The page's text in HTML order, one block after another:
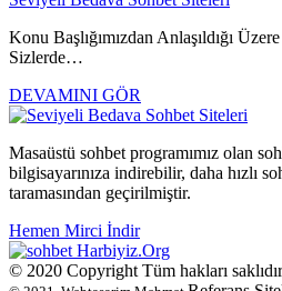
Konu Başlığımızdan Anlaşıldığı
Sizlerde…
DEVAMINI GÖR
Masaüstü sohbet programımız olan
bilgisayarınıza indirebilir, daha hızlı
taramasından geçirilmiştir.
Hemen Mirci İndir
Harbiyiz.Org
© 2020 Copyright Tüm hakları